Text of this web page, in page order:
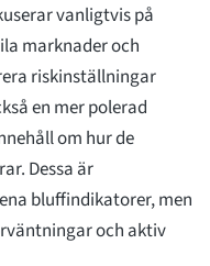
vanligtvis på
marknader och
riskinställningar
en mer polerad
om hur de
Dessa är
bluffindikatorer, men
och aktiv